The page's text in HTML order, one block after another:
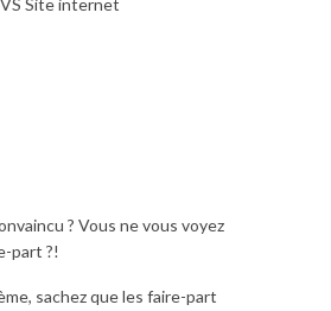
? Vous ne vous voyez
part ?!
sachez que les faire-part